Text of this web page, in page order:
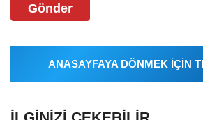
Gönder
ANASAYFAYA DÖNMEK İÇİN
İLGINIZI ÇEKEBILIR